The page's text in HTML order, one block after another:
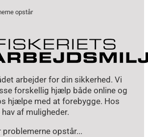
opstår
arbejder for din sikkerhed. Vi
forskellig hjælp både online og
hjælpe med at forebygge. Hos
af muligheder.
opstår...